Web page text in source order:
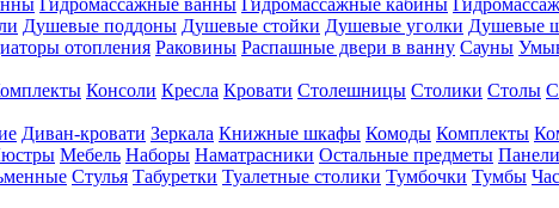
Гидромассажные ванны Гидромассажные кабины
Душевые поддоны Душевые стойки Душевые уголки Душевые
отопления Раковины Распашные двери в ванну Сауны
Консоли Кресла Кровати Столешницы Столики Столы
Диван-кровати Зеркала Книжные шкафы Комоды Комплекты
Мебель Наборы Наматрасники Остальные предметы Панели
Стулья Табуретки Туалетные столики Тумбочки Тумбы